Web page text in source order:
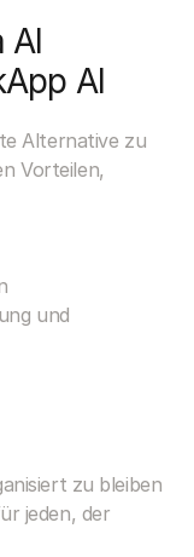
AI
AI
Alternative zu
Vorteilen,
und
zu bleiben
jeden, der